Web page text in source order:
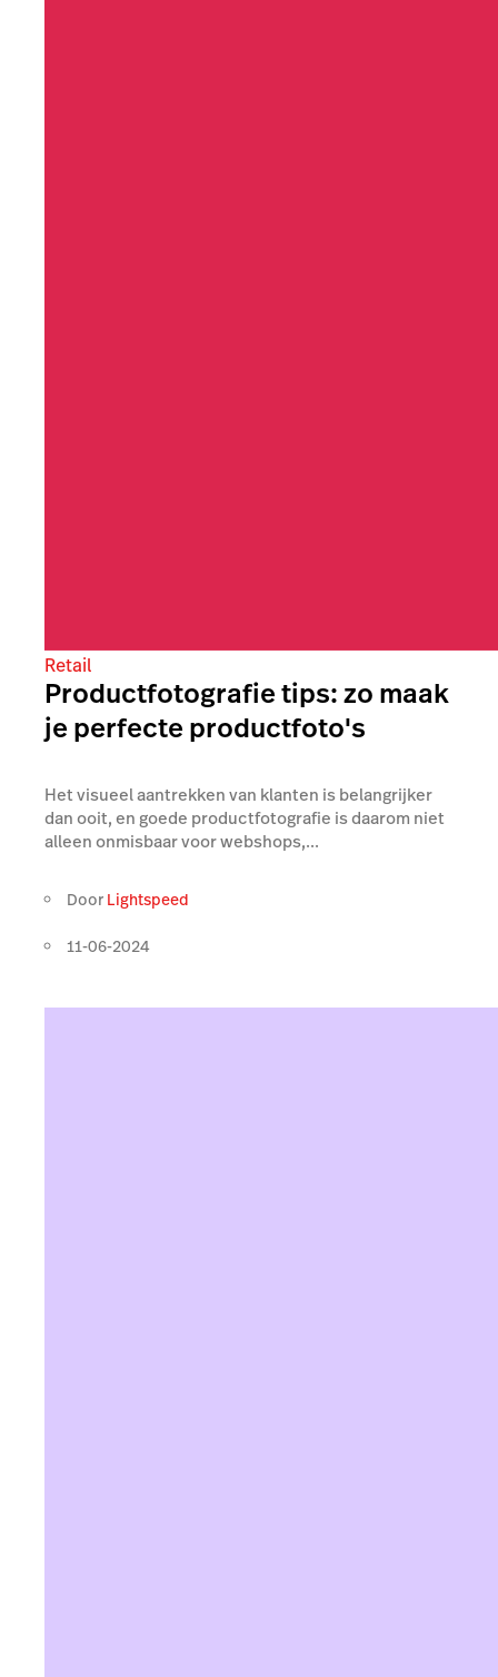
Retail
Productfotografie tips: zo maak
je perfecte productfoto's
Het visueel aantrekken van klanten is belangrijker
dan ooit, en goede productfotografie is daarom niet
alleen onmisbaar voor webshops,...
Door Lightspeed
11-06-2024